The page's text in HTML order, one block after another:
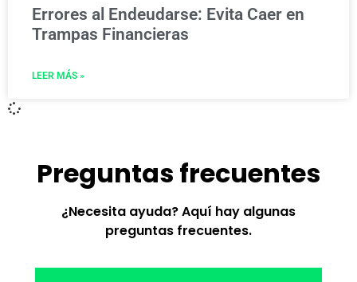
Errores al Endeudarse: Evita Caer en
Trampas Financieras
LEER MÁS »
Preguntas frecuentes
¿Necesita ayuda? Aquí hay algunas
preguntas frecuentes.